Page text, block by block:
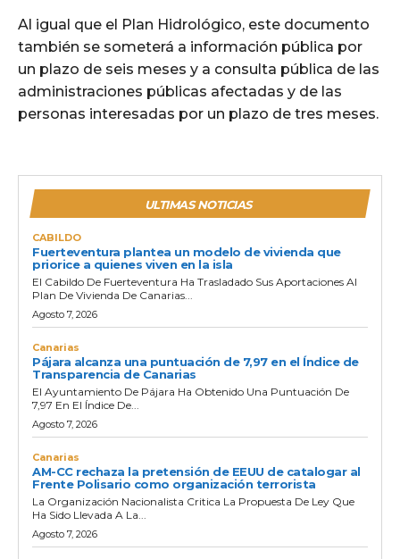
Al igual que el Plan Hidrológico, este documento
también se someterá a información pública por
un plazo de seis meses y a consulta pública de las
administraciones públicas afectadas y de las
personas interesadas por un plazo de tres meses.
ULTIMAS NOTICIAS
CABILDO
Fuerteventura plantea un modelo de vivienda que
priorice a quienes viven en la isla
El Cabildo De Fuerteventura Ha Trasladado Sus Aportaciones Al
Plan De Vivienda De Canarias...
Agosto 7, 2026
Canarias
Pájara alcanza una puntuación de 7,97 en el Índice de
Transparencia de Canarias
El Ayuntamiento De Pájara Ha Obtenido Una Puntuación De
7,97 En El Índice De...
Agosto 7, 2026
Canarias
AM-CC rechaza la pretensión de EEUU de catalogar al
Frente Polisario como organización terrorista
La Organización Nacionalista Critica La Propuesta De Ley Que
Ha Sido Llevada A La...
Agosto 7, 2026